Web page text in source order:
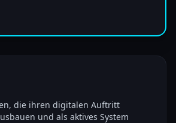
die ihren digitalen Auftritt
und als aktives System